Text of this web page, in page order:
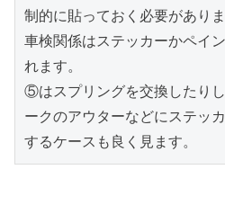
制的に貼っておく必要がありま
車検関係はステッカーかペイ
れます。
⑤はスプリングを交換したり
ークのアウターなどにステッ
するケースも良く見ます。